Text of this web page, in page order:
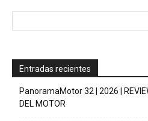
Entradas recientes
PanoramaMotor 32 | 2026 |
DEL MOTOR